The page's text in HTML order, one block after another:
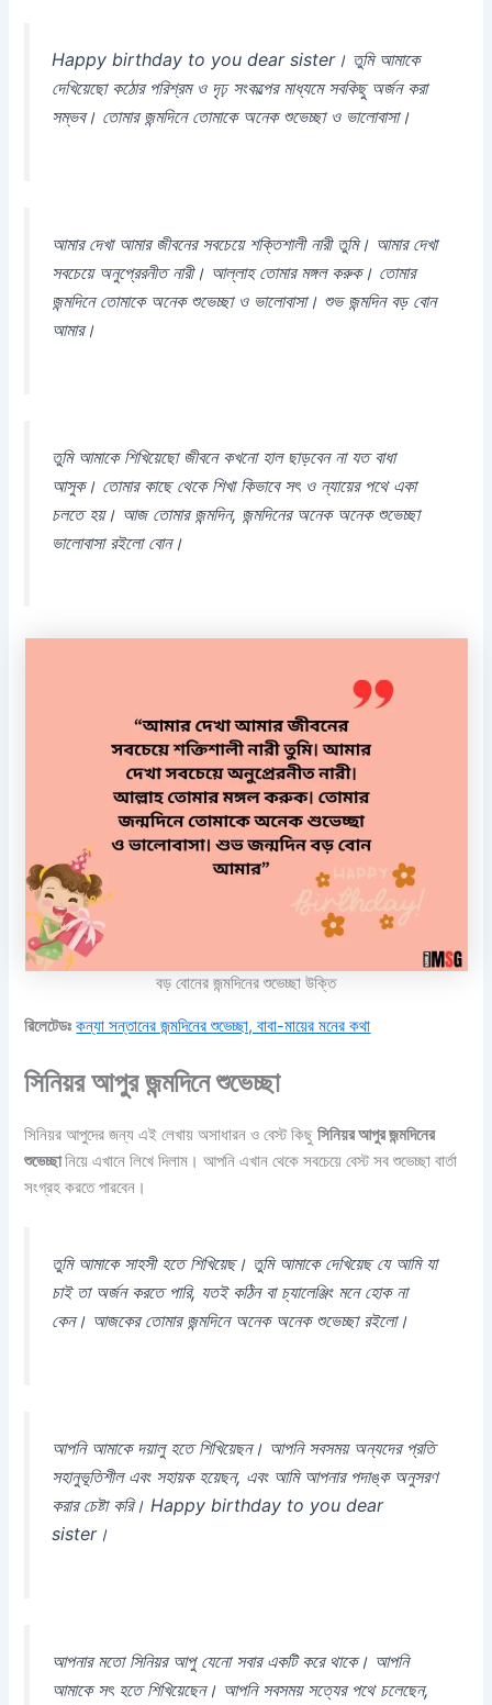
Happy birthday to you dear sister। তুমি আমাকে
দেখিয়েছো কঠোর পরিশ্রম ও দৃঢ় সংকল্পের মাধ্যমে সবকিছু অর্জন করা
সম্ভব। তোমার জন্মদিনে তোমাকে অনেক শুভেচ্ছা ও ভালোবাসা।
আমার দেখা আমার জীবনের সবচেয়ে শক্তিশালী নারী তুমি। আমার দেখা
সবচেয়ে অনুপ্রেরনীত নারী। আল্লাহ তোমার মঙ্গল করুক। তোমার
জন্মদিনে তোমাকে অনেক শুভেচ্ছা ও ভালোবাসা। শুভ জন্মদিন বড় বোন
আমার।
তুমি আমাকে শিখিয়েছো জীবনে কখনো হাল ছাড়বেন না যত বাধা
আসুক। তোমার কাছে থেকে শিখা কিভাবে সৎ ও ন্যায়ের পথে একা
চলতে হয়। আজ তোমার জন্মদিন, জন্মদিনের অনেক অনেক শুভেচ্ছা
ভালোবাসা রইলো বোন।
বড় বোনের জন্মদিনের শুভেচ্ছা উক্তি
রিলেটেডঃ কন্যা সন্তানের জন্মদিনের শুভেচ্ছা, বাবা-মায়ের মনের কথা
সিনিয়র আপুর জন্মদিনে শুভেচ্ছা
সিনিয়র আপুদের জন্য এই লেখায় অসাধারন ও বেস্ট কিছুসিনিয়র আপুর জন্মদিনের
শুভেচ্ছানিয়ে এখানে লিখে দিলাম। আপনি এখান থেকে সবচেয়ে বেস্ট সব শুভেচ্ছা বার্তা
সংগ্রহ করতে পারবেন।
তুমি আমাকে সাহসী হতে শিখিয়েছ। তুমি আমাকে দেখিয়েছ যে আমি যা
চাই তা অর্জন করতে পারি, যতই কঠিন বা চ্যালেঞ্জিং মনে হোক না
কেন। আজকের তোমার জন্মদিনে অনেক অনেক শুভেচ্ছা রইলো।
আপনি আমাকে দয়ালু হতে শিখিয়েছন। আপনি সবসময় অন্যদের প্রতি
সহানুভূতিশীল এবং সহায়ক হয়েছন, এবং আমি আপনার পদাঙ্ক অনুসরণ
করার চেষ্টা করি। Happy birthday to you dear
sister।
আপনার মতো সিনিয়র আপু যেনো সবার একটি করে থাকে। আপনি
আমাকে সৎ হতে শিখিয়েছেন। আপনি সবসময় সত্যের পথে চলেছেন,